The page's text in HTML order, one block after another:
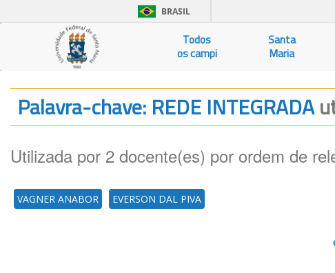
BRASIL
Todos
os campi
Santa
Maria
Palavra-chave: REDE INTEGRADA
Utilizada por 2 docente(es) por ordem de
VAGNER ANABOR EVERSON DAL PIVA